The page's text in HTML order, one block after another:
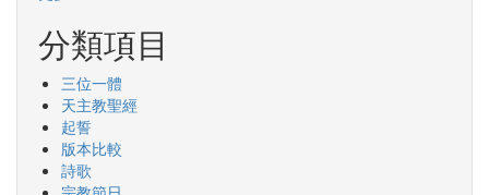
分類項目
三位一體
天主教聖經
起誓
版本比較
詩歌